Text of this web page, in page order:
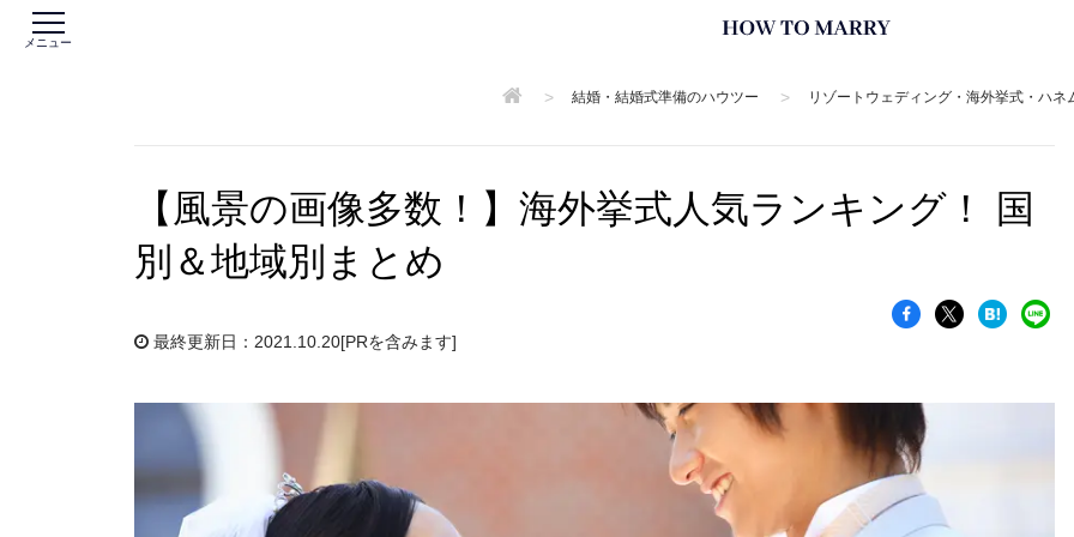
メニュー
> 結婚・結婚式準備のハウツー > リゾートウェディング・海外挙式・ハネ
【風景の画像多数！】海外挙式人気ランキング！ 国
別＆地域別まとめ
最終更新日：2021.10.20[PRを含みます]